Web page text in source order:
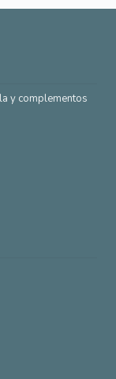
y complementos